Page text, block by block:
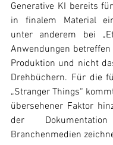
Generative KI bereits
in finalem Material
unter anderem bei
Anwendungen
Produktion und nicht
Drehbüchern. Für die
„Stranger Things“
übersehener Faktor
der
Branchenmedien